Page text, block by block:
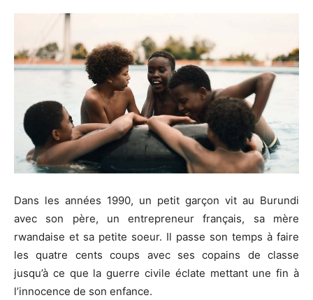
Dans les années 1990, un petit garçon vit au Burundi
avec son père, un entrepreneur français, sa mère
rwandaise et sa petite soeur. Il passe son temps à faire
les quatre cents coups avec ses copains de classe
jusqu’à ce que la guerre civile éclate mettant une fin à
l’innocence de son enfance.